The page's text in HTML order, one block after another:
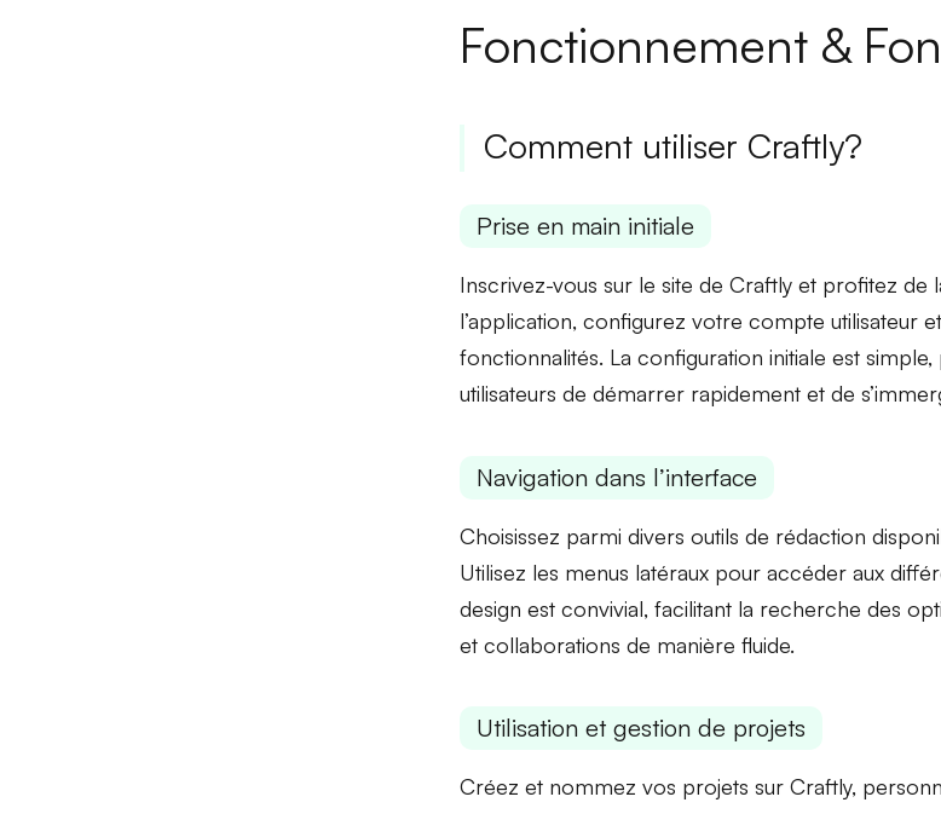
Fonctionnement &
Comment utiliser Craftly?
Prise en main initiale
Inscrivez-vous sur le site de Craftly et profitez de
l’application, configurez votre compte utilisateur
fonctionnalités. La configuration initiale est simple,
utilisateurs de démarrer rapidement et de
Navigation dans l’interface
Choisissez parmi divers outils de rédaction
Utilisez les menus latérauxpour accéder aux
design est convivial, facilitant la recherche des
et collaborations de manière fluide.
Utilisation et gestion de projets
Créez et nommez vos projets sur Craftly,